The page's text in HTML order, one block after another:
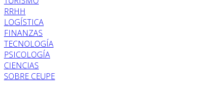
RRHH
LOGÍSTICA
FINANZAS
TECNOLOGÍA
PSICOLOGÍA
CIENCIAS
SOBRE CEUPE